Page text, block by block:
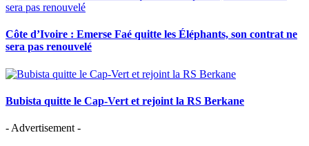
Côte d’Ivoire : Emerse Faé quitte les Éléphants, son contrat ne
sera pas renouvelé
Bubista quitte le Cap-Vert et rejoint la RS Berkane
- Advertisement -